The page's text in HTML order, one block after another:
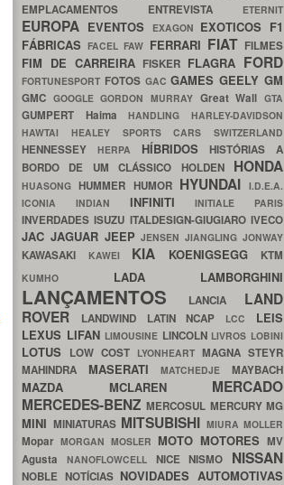
EMPLACAMENTOS ENTREVISTA ETERNIT
EUROPA EVENTOS EXAGON EXOTICOS F1
FÁBRICASFACELFAW FERRARI FIAT FILMES
FIM DE CARREIRA FISKER FLAGRA FORD
FORTUNESPORT FOTOS GACGAMESGEELYGM
GMC GOOGLEGORDON MURRAY Great WallGTA
GUMPERT HaimaHANDLINGHARLEY-DAVIDSON
HAWTAI HEALEY SPORTS CARS SWITZERLAND
HENNESSEY HERPA HÍBRIDOSHISTÓRIAS A
BORDO DE UM CLÁSSICO HOLDEN HONDA
HUASONGHUMMER HUMOR HYUNDAI I.D.E.A.
ICONIA INDIAN INFINITIINITIALE PARIS
INVERDADESISUZU ITALDESIGN-GIUGIAROIVECO
JAC JAGUAR JEEPJENSENJIANGLINGJONWAY
KAWASAKI KAWEI KIA KOENIGSEGG KTM
KUMHO LADA LAMBORGHINI
LANÇAMENTOS LANCIA LAND
ROVER
LANDWIND LATIN NCAP LCC LEIS
LEXUS LIFAN LIMOUSINE LINCOLN LIVROS LOBINI
LOTUS LOW COST LYONHEART MAGNA STEYR
MAHINDRA MASERATIMATCHEDJEMAYBACH
MAZDA MCLAREN MERCADO
MERCEDES-BENZMERCOSUL MERCURYMG
MINI MINIATURAS MITSUBISHI MIURA MOLLER
Mopar MORGAN MOSLER MOTO MOTORES MV
Agusta NANOFLOWCELL NICENISMO NISSAN
NOBLE NOTÍCIAS NOVIDADES AUTOMOTIVAS